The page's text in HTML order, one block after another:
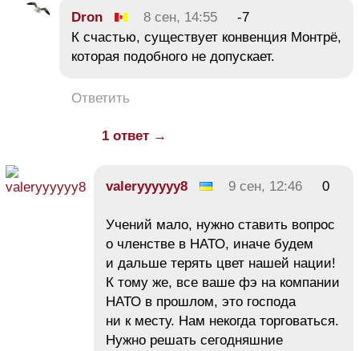
Dron 8 сен, 14:55
-7
К счастью, существует конвенция Монтрё,
которая подобного не допускает.
Ответить
1 ответ →
valeryyyyyy8 9 сен, 12:46 0
Учений мало, нужно ставить вопрос
о членстве в НАТО, иначе будем
и дальше терять цвет нашей нации!
К тому же, все ваше фэ на компании
НАТО в прошлом, это господа
ни к месту. Нам некогда торговаться.
Нужно решать сегодняшние